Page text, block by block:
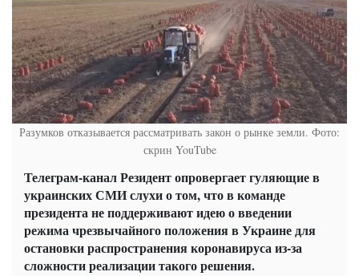
Разумков отказывается рассматривать закон о рынке земли. Фото:
скрин YouTube
Телеграм-канал Резидент опровергает гуляющие в
украинских СМИ слухи о том, что в команде
президента не поддерживают идею о введении
режима чрезвычайного положения в Украине для
остановки распространения коронавируса из-за
сложности реализации такого решения.